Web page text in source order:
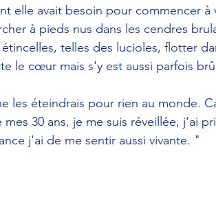
elle avait besoin pour commencer à
à pieds nus dans les cendres
telles des lucioles, flotter
le cœur mais s'y est aussi parfois
les éteindrais pour rien au monde.
30 ans, je me suis réveillée, j'ai
j'ai de me sentir aussi vivante. "